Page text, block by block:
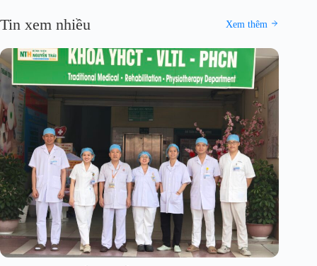
Tin xem nhiều Xem thêm